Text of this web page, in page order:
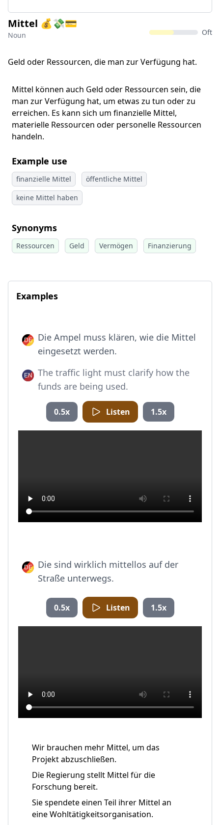
Mittel 💰💸💳
Noun Oft
Geld oder Ressourcen, die man zur Verfügung hat.
Mittel können auch Geld oder Ressourcen sein, die
man zur Verfügung hat, um etwas zu tun oder zu
erreichen. Es kann sich um finanzielle Mittel,
materielle Ressourcen oder personelle Ressourcen
handeln.
Example use
finanzielle Mittel
öffentliche Mittel
keine Mittel haben
Synonyms
Ressourcen Geld Vermögen Finanzierung
Examples
Die Ampel muss klären, wie die Mittel
eingesetzt werden.
The traffic light must clarify how the
funds are being used.
0.5x Listen 1.5x
Die sind wirklich mittellos auf der
Straße unterwegs.
0.5x Listen 1.5x
Wir brauchen mehr Mittel, um das
Projekt abzuschließen.
Die Regierung stellt Mittel für die
Forschung bereit.
Sie spendete einen Teil ihrer Mittel an
eine Wohltätigkeitsorganisation.